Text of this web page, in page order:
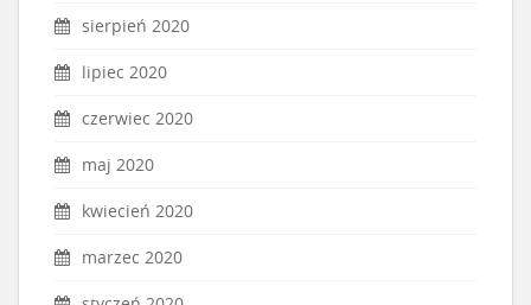
sierpień 2020
lipiec 2020
czerwiec 2020
maj 2020
kwiecień 2020
marzec 2020